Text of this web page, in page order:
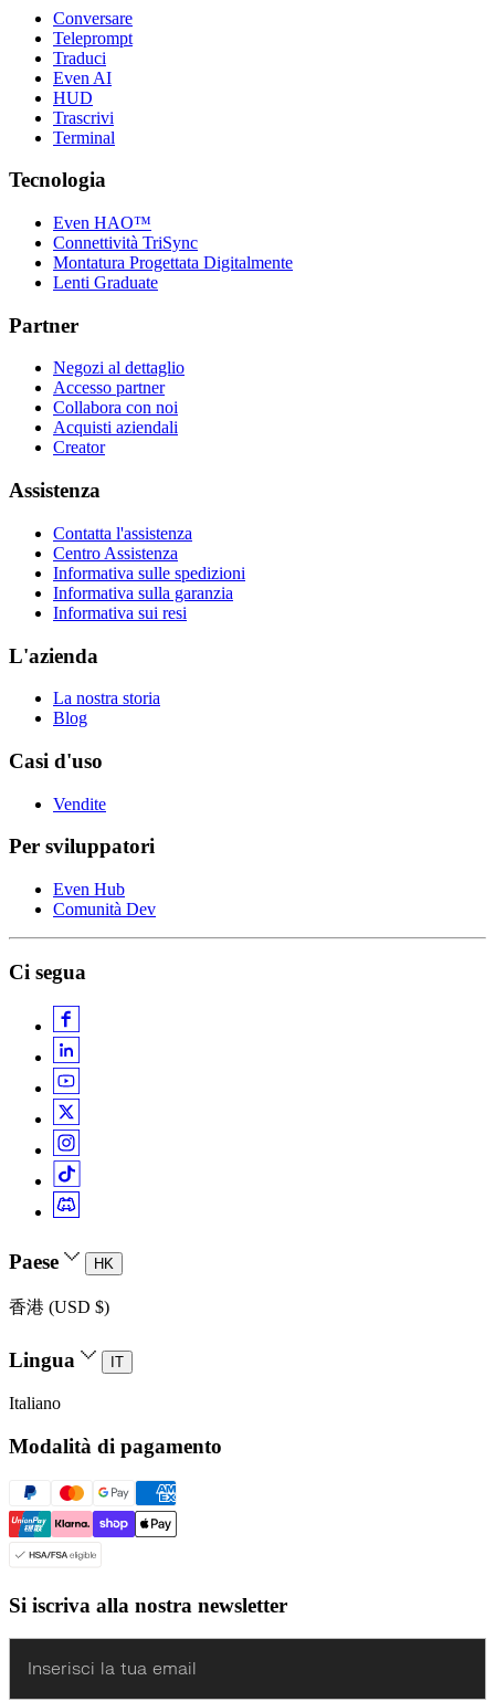
Conversare
Teleprompt
Traduci
Even AI
HUD
Trascrivi
Terminal
Tecnologia
Even HAO™
Connettività TriSync
Montatura Progettata Digitalmente
Lenti Graduate
Partner
Negozi al dettaglio
Accesso partner
Collabora con noi
Acquisti aziendali
Creator
Assistenza
Contatta l'assistenza
Centro Assistenza
Informativa sulle spedizioni
Informativa sulla garanzia
Informativa sui resi
L'azienda
La nostra storia
Blog
Casi d'uso
Vendite
Per sviluppatori
Even Hub
Comunità Dev
Ci segua
Paese HK
香港 (USD $)
Lingua IT
Italiano
Modalità di pagamento
Si iscriva alla nostra newsletter